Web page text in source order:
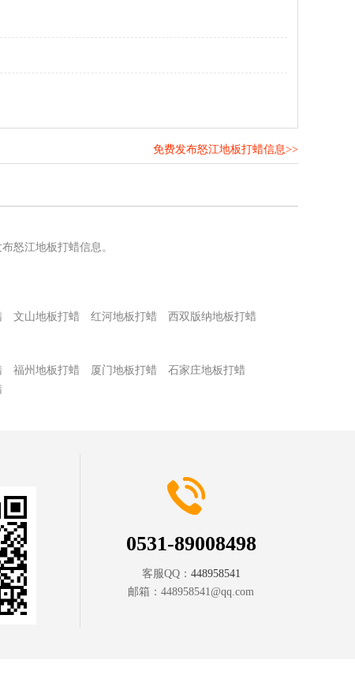
免费发布怒江地板打蜡信息>>
怒江地板打蜡信息。
文山地板打蜡 红河地板打蜡
西双版纳地板打蜡
福州地板打蜡 厦门地板打蜡
石家庄地板打蜡
0531-89008498
客服QQ： 448958541
邮箱： 448958541@qq.com